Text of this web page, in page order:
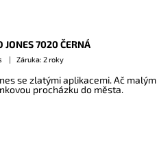
JONES 7020 ČERNÁ
Záruka: 2 roky
se zlatými aplikacemi. Ač malým
procházku do města.